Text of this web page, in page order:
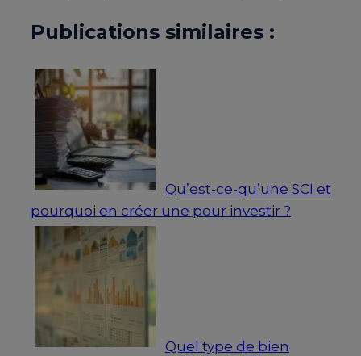
Publications similaires :
Qu’est-ce-qu’une SCI et
pourquoi en créer une pour investir ?
Quel type de bien